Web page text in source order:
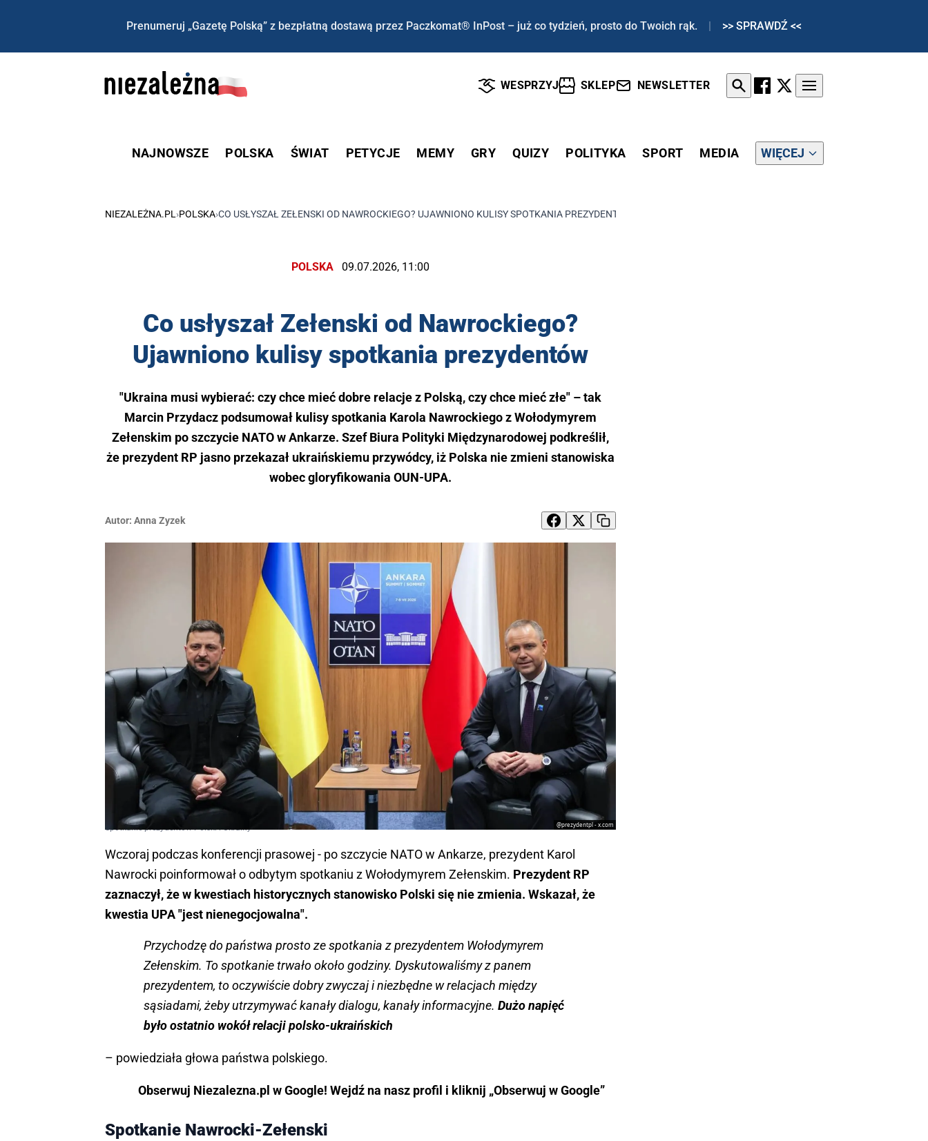
Prenumeruj „Gazetę Polską” z bezpłatną dostawą przez Paczkomat® InPost – już co tydzień, prosto do Twoich rąk. | >> SPRAWDŹ <<
WESPRZYJ SKLEP NEWSLETTER
NAJNOWSZE POLSKA ŚWIAT PETYCJE MEMY GRY QUIZY POLITYKA SPORT MEDIA WIĘCEJ
NIEZALEŻNA.PL ›POLSKA›CO USŁYSZAŁ ZEŁENSKI OD NAWROCKIEGO? UJAWNIONO KULISY SPOTKANIA PREZYDENTÓW
POLSKA 09.07.2026, 11:00
Co usłyszał Zełenski od Nawrockiego?
Ujawniono kulisy spotkania prezydentów
"Ukraina musi wybierać: czy chce mieć dobre relacje z Polską, czy chce mieć złe" – tak
Marcin Przydacz podsumował kulisy spotkania Karola Nawrockiego z Wołodymyrem
Zełenskim po szczycie NATO w Ankarze. Szef Biura Polityki Międzynarodowej podkreślił,
że prezydent RP jasno przekazał ukraińskiemu przywódcy, iż Polska nie zmieni stanowiska
wobec gloryfikowania OUN-UPA.
Autor: Anna Zyzek
@prezydentpl - x.com
Spotkanie prezydentów Polski i Ukrainy
Wczoraj podczas konferencji prasowej - po szczycie NATO w Ankarze, prezydent Karol
Nawrocki poinformował o odbytym spotkaniu z Wołodymyrem Zełenskim. Prezydent RP
zaznaczył, że w kwestiach historycznych stanowisko Polski się nie zmienia. Wskazał, że
kwestia UPA "jest nienegocjowalna".
Przychodzę do państwa prosto ze spotkania z prezydentem Wołodymyrem
Zełenskim. To spotkanie trwało około godziny. Dyskutowaliśmy z panem
prezydentem, to oczywiście dobry zwyczaj i niezbędne w relacjach między
sąsiadami, żeby utrzymywać kanały dialogu, kanały informacyjne. Dużo napięć
było ostatnio wokół relacji polsko-ukraińskich
– powiedziała głowa państwa polskiego.
Obserwuj Niezalezna.pl w Google! Wejdź na nasz profil i kliknij „Obserwuj w Google”
Spotkanie Nawrocki-Zełenski